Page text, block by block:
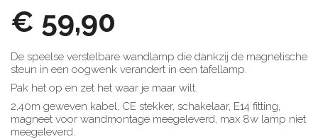
€ 59,90
De speelse verstelbare wandlamp die dankzij de magnetische
steun in een oogwenk verandert in een tafellamp.
Pak het op en zet het waar je maar wilt.
2,40m geweven kabel, CE stekker, schakelaar, E14 fitting,
magneet voor wandmontage meegeleverd, max 8w lamp niet
meegeleverd.